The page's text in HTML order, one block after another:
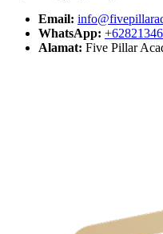
Email:
WhatsApp:
Alamat: Five Pillar